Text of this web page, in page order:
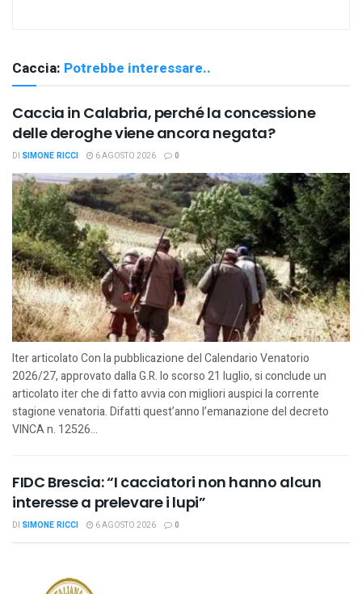
Caccia: Potrebbe interessare..
Caccia in Calabria, perché la concessione
delle deroghe viene ancora negata?
DI SIMONE RICCI 6 AGOSTO 2026 0
Iter articolato Con la pubblicazione del Calendario Venatorio
2026/27, approvato dalla G.R. lo scorso 21 luglio, si conclude un
articolato iter che di fatto avvia con migliori auspici la corrente
stagione venatoria. Difatti quest’anno l’emanazione del decreto
VINCA n. 12526...
FIDC Brescia: “I cacciatori non hanno alcun
interesse a prelevare i lupi”
DI SIMONE RICCI 6 AGOSTO 2026 0